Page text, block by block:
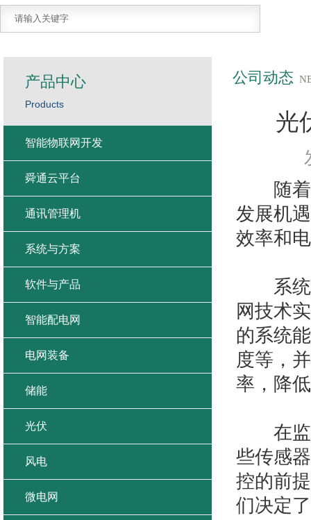
公司动态
光
随着全
发展机
效率和
系统的
网技术
的系统
度等，
率，降
在监控
些传感
控的前
们决定
产品中心
Products
智能物联网开发
舜通云平台
通讯管理机
系统与方案
软件与产品
智能配电网
电网装备
储能
光伏
风电
微电网